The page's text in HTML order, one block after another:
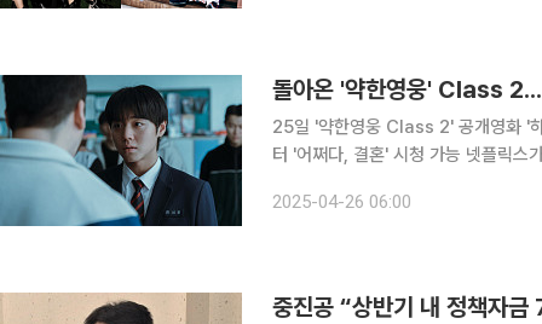
돌아온 '약한영웅' Class 2...
25일 '약한영웅 Class 2' 공개영화 '
터 '어쩌다, 결혼' 시청 가능 넷플릭스가 이번주에도 스릴러부터 로맨스까지 다양한 장르의 신작을
했다. 친구를 위해 폭력에 맞섰으나 끝
2025-04-26 06:00
중진공 “상반기 내 정책자